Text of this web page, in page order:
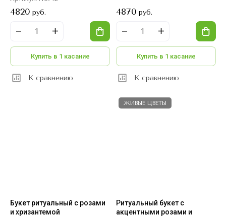
4820 руб.
Купить в 1 касание
К сравнению
4870 руб.
Купить в 1 касание
К сравнению
Букет ритуальный с розами
и хризантемой
ЖИВЫЕ ЦВЕТЫ
Ритуальный букет с
акцентными розами и